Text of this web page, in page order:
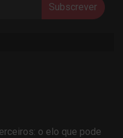
Subscrever
o elo que pode